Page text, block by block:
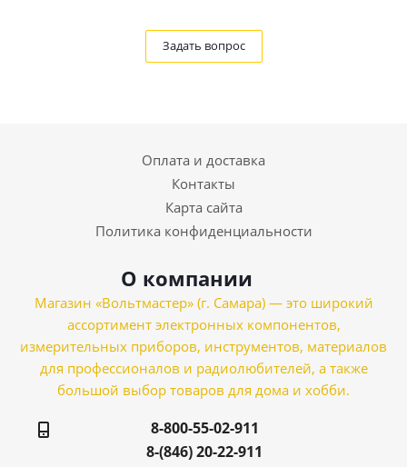
Задать вопрос
Оплата и доставка
Контакты
Карта сайта
Политика конфиденциальности
О компании
Магазин «Вольтмастер» (г. Самара) — это широкий
ассортимент электронных компонентов,
измерительных приборов, инструментов, материалов
для профессионалов и радиолюбителей, а также
большой выбор товаров для дома и хобби.
8-800-55-02-911
8-(846) 20-22-911